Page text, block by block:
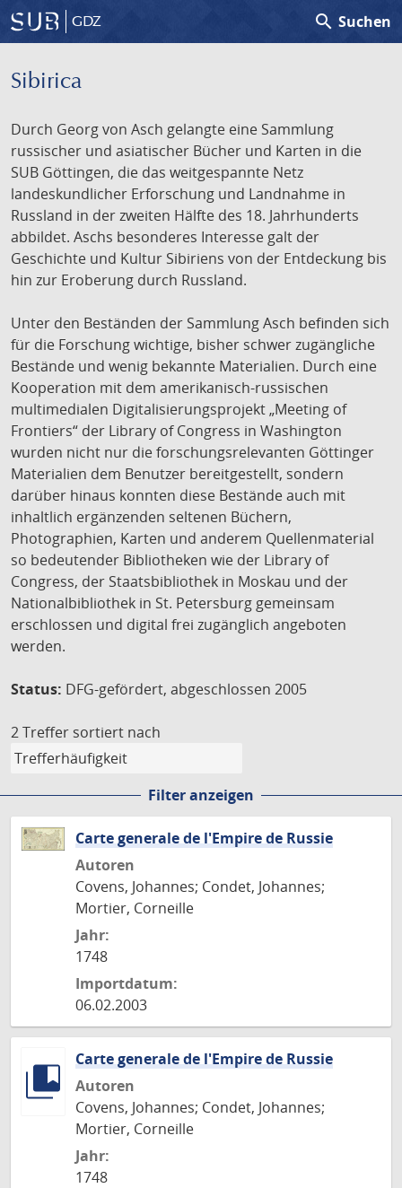
GDZ search Suchen
Sibirica
Durch Georg von Asch gelangte eine Sammlung
russischer und asiatischer Bücher und Karten in die
SUB Göttingen, die das weitgespannte Netz
landeskundlicher Erforschung und Landnahme in
Russland in der zweiten Hälfte des 18. Jahrhunderts
abbildet. Aschs besonderes Interesse galt der
Geschichte und Kultur Sibiriens von der Entdeckung bis
hin zur Eroberung durch Russland.
Unter den Beständen der Sammlung Asch befinden sich
für die Forschung wichtige, bisher schwer zugängliche
Bestände und wenig bekannte Materialien. Durch eine
Kooperation mit dem amerikanisch-russischen
multimedialen Digitalisierungsprojekt „Meeting of
Frontiers“ der Library of Congress in Washington
wurden nicht nur die forschungsrelevanten Göttinger
Materialien dem Benutzer bereitgestellt, sondern
darüber hinaus konnten diese Bestände auch mit
inhaltlich ergänzenden seltenen Büchern,
Photographien, Karten und anderem Quellenmaterial
so bedeutender Bibliotheken wie der Library of
Congress, der Staatsbibliothek in Moskau und der
Nationalbibliothek in St. Petersburg gemeinsam
erschlossen und digital frei zugänglich angeboten
werden.
Status: DFG-gefördert, abgeschlossen 2005
2 Treffer sortiert nach
Filter anzeigen
Carte generale de l'Empire de Russie
Autoren
Covens, Johannes; Condet, Johannes;
Mortier, Corneille
Jahr:
1748
Importdatum:
06.02.2003
Carte generale de l'Empire de Russie
Autoren
Covens, Johannes; Condet, Johannes;
Mortier, Corneille
Jahr:
1748